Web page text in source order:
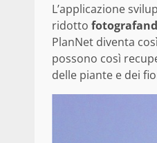
L’applicazione
ridotto
PlanNet diventa
possono così
delle piante e dei